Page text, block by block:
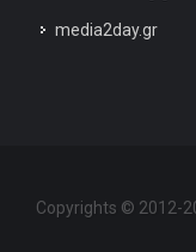
media2day.gr
Copyrights © 2012-